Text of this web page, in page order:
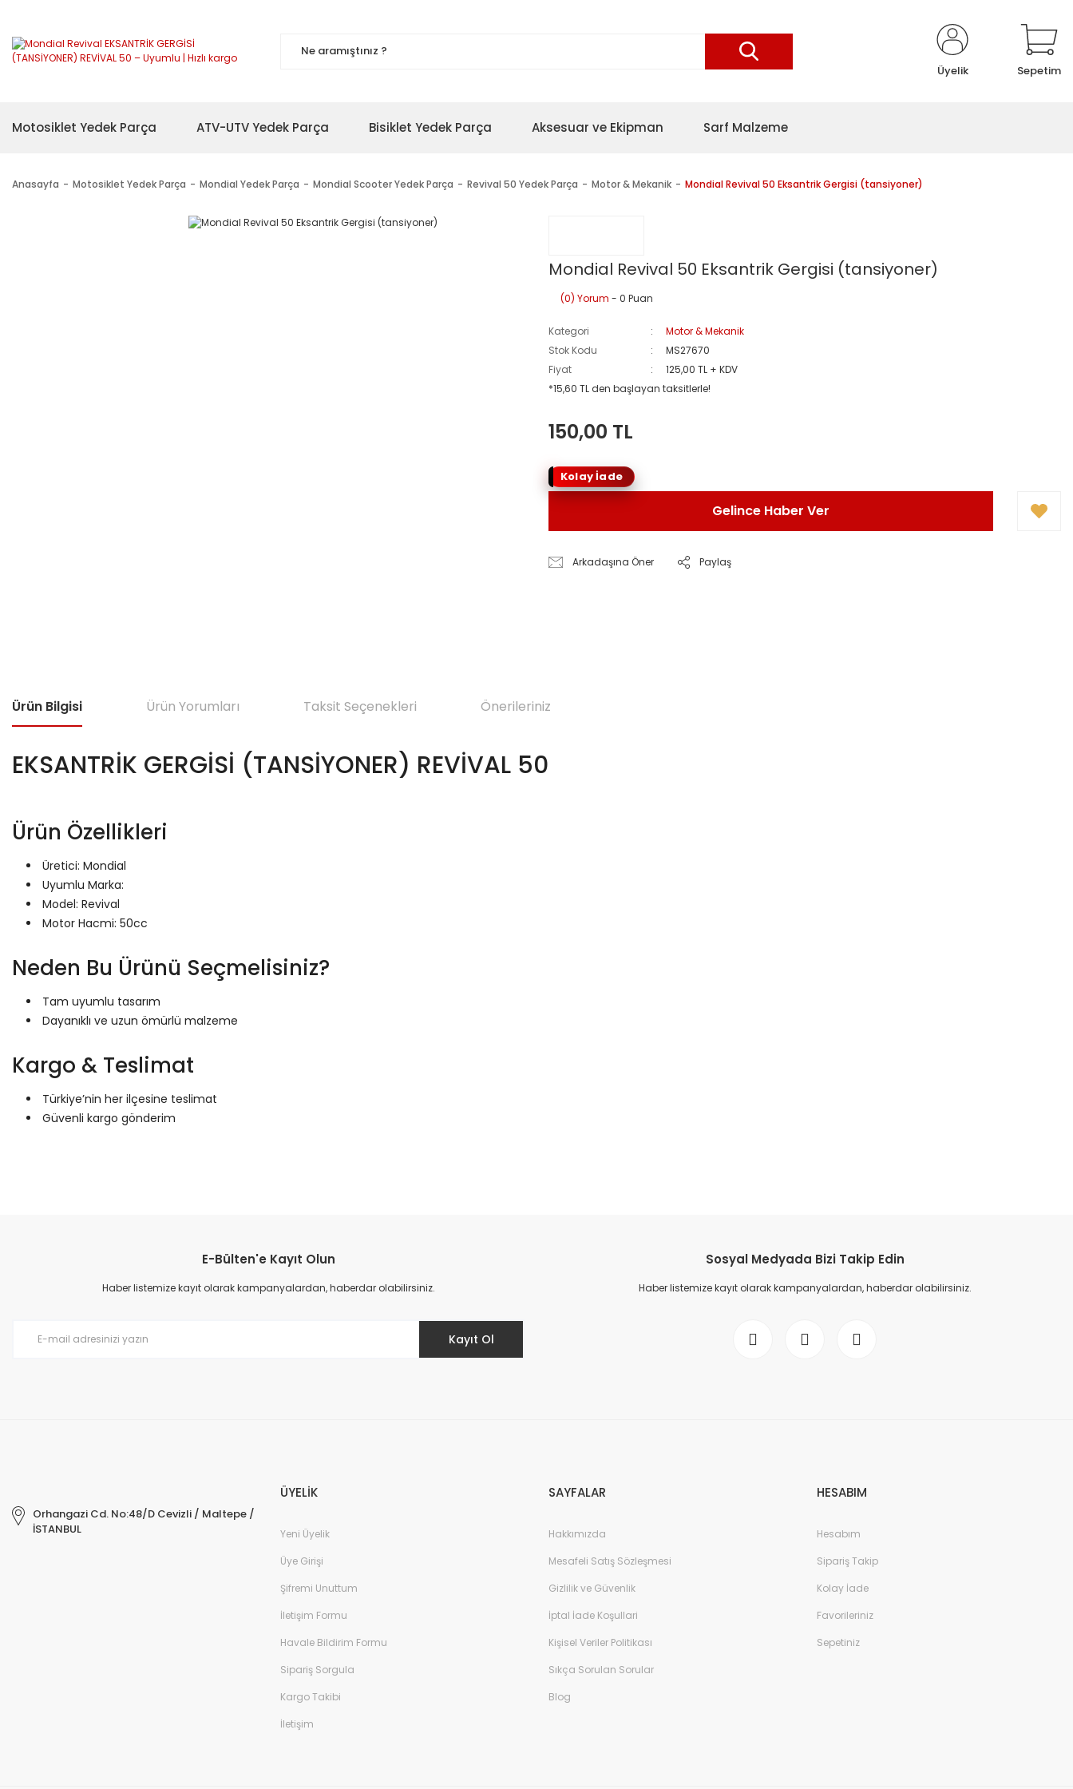
Üyelik Sepetim
Motosiklet Yedek Parça ATV-UTV Yedek Parça Bisiklet Yedek Parça Aksesuar ve Ekipman Sarf Malzeme
Anasayfa Motosiklet Yedek Parça Mondial Yedek Parça Mondial Scooter Yedek Parça Revival 50 Yedek Parça Motor & Mekanik Mondial Revival 50 Eksantrik Gergisi (tansiyoner)
Mondial Revival 50 Eksantrik Gergisi (tansiyoner)
(0) Yorum - 0 Puan
Kategori
Motor & Mekanik
Stok Kodu
MS27670
Fiyat
125,00 TL + KDV
*15,60 TL den başlayan taksitlerle!
150,00 TL
Kolay İade
Gelince Haber Ver
Arkadaşına Öner Paylaş
Ürün Bilgisi Ürün Yorumları Taksit Seçenekleri Önerileriniz
EKSANTRİK GERGİSİ (TANSİYONER) REVİVAL 50
Ürün Özellikleri
Üretici: Mondial
Uyumlu Marka:
Model: Revival
Motor Hacmi: 50cc
Neden Bu Ürünü Seçmelisiniz?
Tam uyumlu tasarım
Dayanıklı ve uzun ömürlü malzeme
Kargo & Teslimat
Türkiye’nin her ilçesine teslimat
Güvenli kargo gönderim
Ürün resmi kalitesiz, bozuk veya görüntülenemiyor.
Ürün açıklamasında eksik bilgiler bulunuyor.
E-Bülten'e Kayıt Olun
Haber listemize kayıt olarak kampanyalardan, haberdar olabilirsiniz.
Kayıt Ol
Sosyal Medyada Bizi Takip Edin
Haber listemize kayıt olarak kampanyalardan, haberdar olabilirsiniz.
Orhangazi Cd. No:48/D Cevizli / Maltepe /
İSTANBUL
ÜYELİK
Yeni Üyelik
Üye Girişi
Şifremi Unuttum
İletişim Formu
Havale Bildirim Formu
Sipariş Sorgula
Kargo Takibi
İletişim
SAYFALAR
Hakkımızda
Mesafeli Satış Sözleşmesi
Gizlilik ve Güvenlik
İptal İade Koşullari
Kişisel Veriler Politikası
Sıkça Sorulan Sorular
Blog
HESABIM
Hesabım
Sipariş Takip
Kolay İade
Favorileriniz
Sepetiniz